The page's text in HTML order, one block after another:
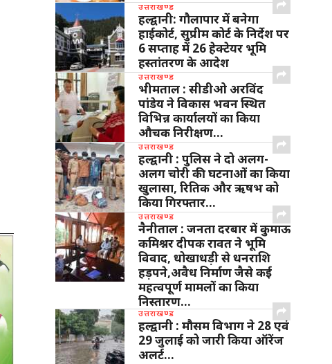
उत्तराखण्ड
हल्द्वानी: गौलापार में बनेगा
हाईकोर्ट, सुप्रीम कोर्ट के निर्देश पर
6 सप्ताह में 26 हेक्टेयर भूमि
हस्तांतरण के आदेश
उत्तराखण्ड
भीमताल : सीडीओ अरविंद
पांडेय ने विकास भवन स्थित
विभिन्न कार्यालयों का किया
औचक निरीक्षण…
उत्तराखण्ड
हल्द्वानी : पुलिस ने दो अलग-
अलग चोरी की घटनाओं का किया
खुलासा, रितिक और ऋषभ को
किया गिरफ्तार…
उत्तराखण्ड
नैनीताल : जनता दरबार में कुमाऊ
कमिश्नर दीपक रावत ने भूमि
विवाद, धोखाधड़ी से धनराशि
हड़पने,अवैध निर्माण जैसे कई
महत्वपूर्ण मामलों का किया
निस्तारण…
उत्तराखण्ड
हल्द्वानी : मौसम विभाग ने 28 एवं
29 जुलाई को जारी किया ऑरेंज
अलर्ट…